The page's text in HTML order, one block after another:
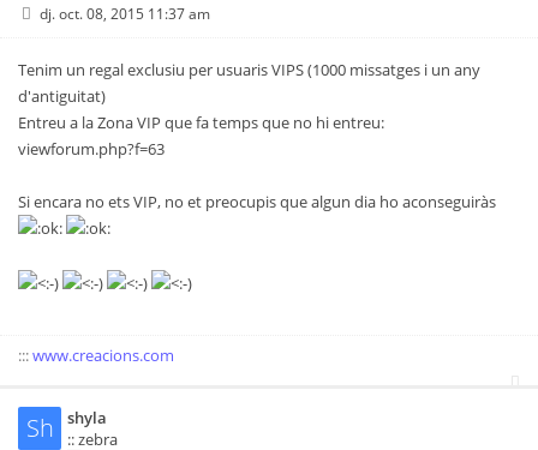
dj. oct. 08, 2015 11:37 am
Tenim un regal exclusiu per usuaris VIPS (1000 missatges i un any
d'antiguitat)
Entreu a la Zona VIP que fa temps que no hi entreu:
viewforum.php?f=63
Si encara no ets VIP, no et preocupis que algun dia ho aconseguiràs
:::www.creacions.com
Sh
shyla
:: zebra